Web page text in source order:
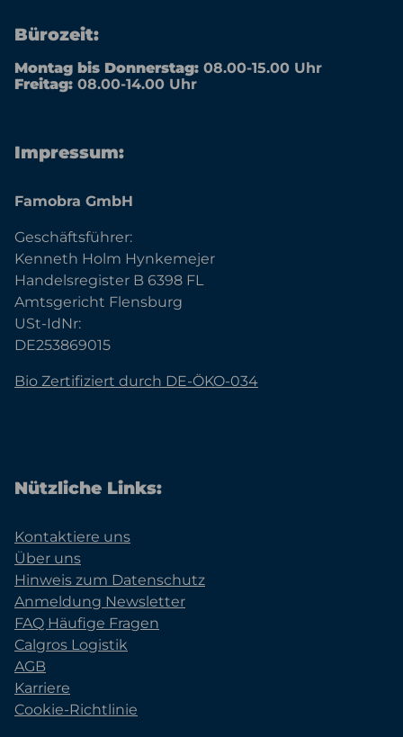
Bürozeit:
Montag bis Donnerstag: 08.00-15.00 Uhr
Freitag: 08.00-14.00 Uhr
Impressum:
Famobra GmbH
Geschäftsführer:
Kenneth Holm Hynkemejer
Handelsregister B 6398 FL
Amtsgericht Flensburg
USt-IdNr:
DE253869015
Bio Zertifiziert durch DE-ÖKO-034
Nützliche Links:
Kontaktiere uns
Über uns
Hinweis zum Datenschutz
Anmeldung Newsletter
FAQ Häufige Fragen
Calgros Logistik
AGB
Karriere
Cookie-Richtlinie